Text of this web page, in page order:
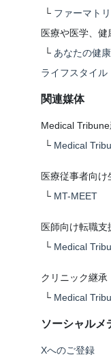
└ ファーマト
医療や医学、
└ あなたの健
ライフスタイル
関連媒体
Medical
└ Medical
医療従事者向け
└ MT-MEET
医師向け転職支
└ Medical
クリニック継承
└ Medical
ソーシャルメ
Xへのご登録